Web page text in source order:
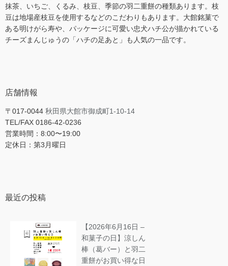
抹茶、いちご、くるみ、枝豆、季節の羽二重餅の種類あります。枝
豆は地場産枝豆を使用するなどのこだわりもあります。大館銘菓で
ある明けがら寿や、パッケージに可愛い忠犬ハチ公が描かれている
チーズまんじゅうの「ハチの足あと」も人気の一品です。
店舗情報
〒017-0044 秋田県大館市御成町1-10-14
TEL/FAX 0186-42-0236
営業時間：8:00〜19:00
定休日：第3月曜日
最近の投稿
【2026年6月16日 –
和菓子の日】涼しん
棒（葛バー）と羽二
重餅がお買い得な日